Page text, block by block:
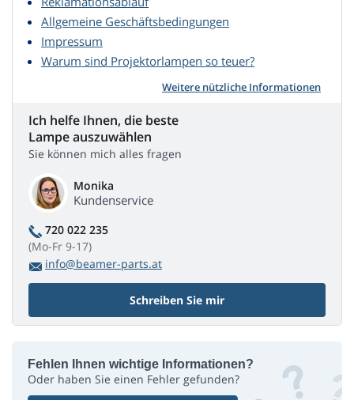
Allgemeine Geschäftsbedingungen
Impressum
Warum sind Projektorlampen so teuer?
Weitere nützliche Informationen
Ich helfe Ihnen, die beste
Lampe auszuwählen
Sie können mich alles fragen
Monika
Kundenservice
720 022 235
(Mo-Fr 9-17)
info@beamer-parts.at
Schreiben Sie mir
Fehlen Ihnen wichtige Informationen?
Oder haben Sie einen Fehler gefunden?